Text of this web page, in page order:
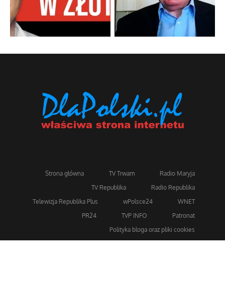
Strona główna TV Trwam
Radio Maryja
TV Republika
Radio Republika
Telewizja Republika Plus
wPolsce24
WNET
PR24
TVP INFO
Patronat
Polityka bloga oraz pliki cookies